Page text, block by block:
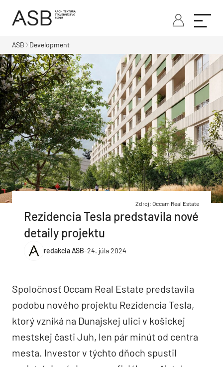
ASB Development
Zdroj: Occam Real Estate
Rezidencia Tesla predstavila nové
detaily projektu
redakcia ASB-24. júla 2024
Spoločnosť Occam Real Estate predstavila
podobu nového projektu Rezidencia Tesla,
ktorý vzniká na Dunajskej ulici v košickej
mestskej časti Juh, len pár minút od centra
mesta. Investor v týchto dňoch spustil